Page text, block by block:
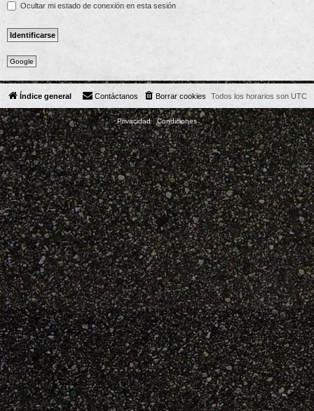
Ocultar mi estado de conexión en esta sesión
Google
Índice general Todos los horarios son UTC
Borrar cookies
Contáctanos
Privacidad|Condiciones